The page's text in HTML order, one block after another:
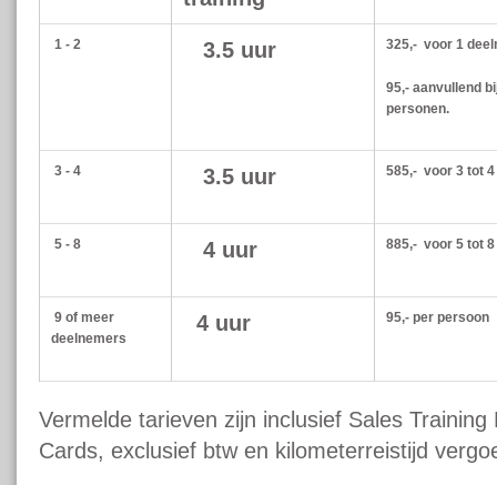
1 - 2 3.5 uur 325,- voor 1
95,- aanvullend
personen.
3 - 4 3.5 uur 585,- voor 3 tot
5 - 8 4 uur 885,- voor 5 tot
9 of meer
deelnemers
4 uur 95,- per persoon
Vermelde tarieven zijn inclusief Sales
Cards, exclusief btw en kilometerreistijd